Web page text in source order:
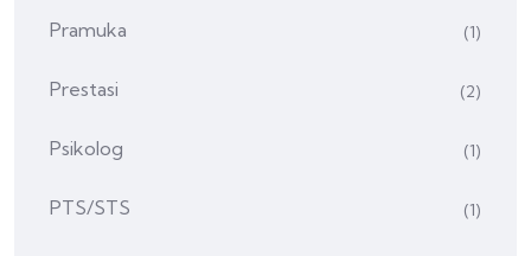
Pramuka (1)
Prestasi (2)
Psikolog (1)
PTS/STS (1)